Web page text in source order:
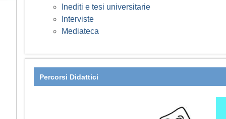
Inediti e tesi universitarie
Interviste
Mediateca
Percorsi Didattici